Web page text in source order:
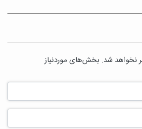
نخواهد شد. بخش‌های موردنیاز